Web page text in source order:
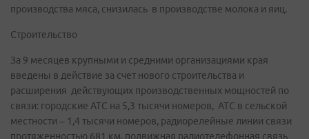
производства мяса, снизилась в производстве молока и яиц.
Строительство
За 9 месяцев крупными и средними организациями края
введены в действие за счет нового строительства и
расширения действующих производственных мощностей по
связи: городские АТС на 5,3 тысячи номеров, АТС в сельской
местности – 1,4 тысячи номеров, радиорелейные линии связи
протяженностью 681 км, подвижная радиотелефонная связь